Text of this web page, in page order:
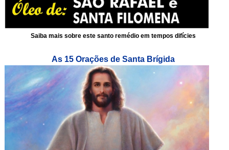
Saiba mais sobre este santo remédio em tempos difícies
As 15 Orações de Santa Brígida